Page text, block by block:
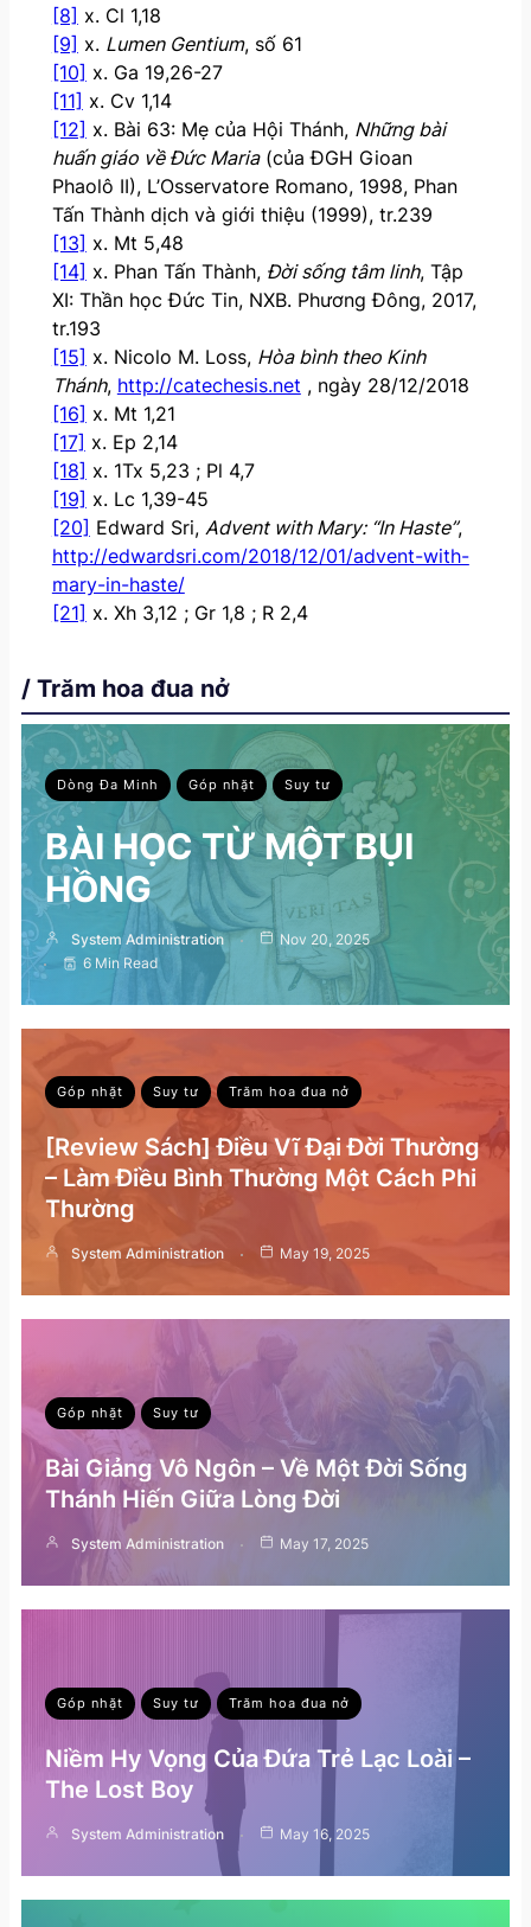
[8] x. Cl 1,18
[9] x. Lumen Gentium, số 61
[10] x. Ga 19,26-27
[11] x. Cv 1,14
[12] x. Bài 63: Mẹ của Hội Thánh, Những bài
huấn giáo về Đức Maria(của ĐGH Gioan
Phaolô II), L’Osservatore Romano, 1998, Phan
Tấn Thành dịch và giới thiệu (1999), tr.239
[13] x. Mt 5,48
[14] x. Phan Tấn Thành, Đời sống tâm linh, Tập
XI: Thần học Đức Tin, NXB. Phương Đông, 2017,
tr.193
[15] x. Nicolo M. Loss, Hòa bình theo Kinh
Thánh, http://catechesis.net , ngày 28/12/2018
[16] x. Mt 1,21
[17] x. Ep 2,14
[18] x. 1Tx 5,23 ; Pl 4,7
[19] x. Lc 1,39-45
[20] Edward Sri, Advent with Mary: “In Haste”,
http://edwardsri.com/2018/12/01/advent-with-
mary-in-haste/
[21] x. Xh 3,12 ; Gr 1,8 ; R 2,4
/ Trăm hoa đua nở
Dòng Đa Minh Góp nhặt Suy tư
BÀI HỌC TỪ MỘT BỤI
HỒNG
System Administration
Nov 20, 2025
6 Min Read
Góp nhặt Suy tư Trăm hoa đua nở
[Review Sách] Điều Vĩ Đại Đời Thường
– Làm Điều Bình Thường Một Cách Phi
Thường
System Administration May 19, 2025
Góp nhặt Suy tư
Bài Giảng Vô Ngôn – Về Một Đời Sống
Thánh Hiến Giữa Lòng Đời
System Administration May 17, 2025
Góp nhặt Suy tư Trăm hoa đua nở
Niềm Hy Vọng Của Đứa Trẻ Lạc Loài –
The Lost Boy
System Administration May 16, 2025